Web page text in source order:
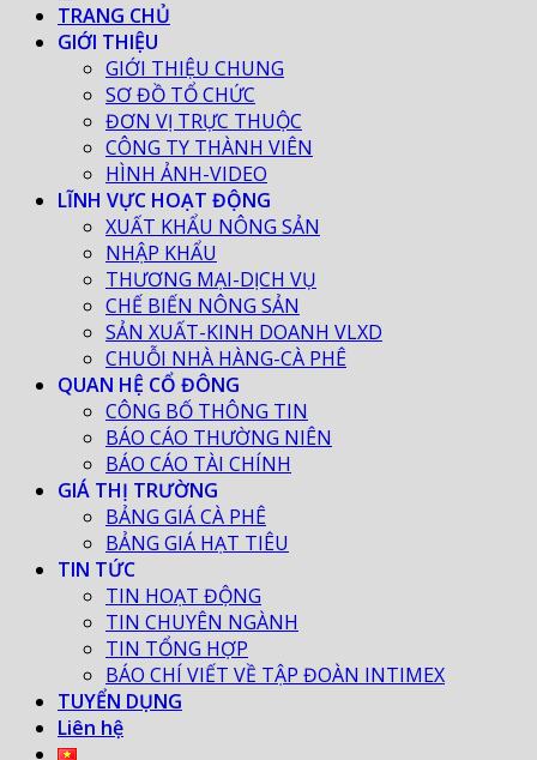
TRANG CHỦ
GIỚI THIỆU
GIỚI THIỆU CHUNG
SƠ ĐỒ TỔ CHỨC
ĐƠN VỊ TRỰC THUỘC
CÔNG TY THÀNH VIÊN
HÌNH ẢNH-VIDEO
LĨNH VỰC HOẠT ĐỘNG
XUẤT KHẨU NÔNG SẢN
NHẬP KHẨU
THƯƠNG MẠI-DỊCH VỤ
CHẾ BIẾN NÔNG SẢN
SẢN XUẤT-KINH DOANH VLXD
CHUỖI NHÀ HÀNG-CÀ PHÊ
QUAN HỆ CỔ ĐÔNG
CÔNG BỐ THÔNG TIN
BÁO CÁO THƯỜNG NIÊN
BÁO CÁO TÀI CHÍNH
GIÁ THỊ TRƯỜNG
BẢNG GIÁ CÀ PHÊ
BẢNG GIÁ HẠT TIÊU
TIN TỨC
TIN HOẠT ĐỘNG
TIN CHUYÊN NGÀNH
TIN TỔNG HỢP
BÁO CHÍ VIẾT VỀ TẬP ĐOÀN INTIMEX
TUYỂN DỤNG
Liên hệ